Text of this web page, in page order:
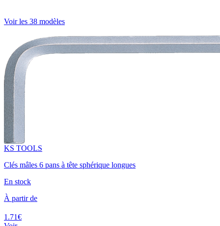
Voir les 38 modèles
KS TOOLS
Clés mâles 6 pans à tête sphérique longues
En stock
À partir de
1.71€